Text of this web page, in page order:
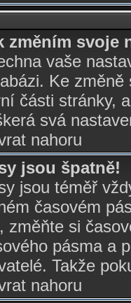
změním svoje
vaše
Ke
části stránky,
svá
nahoru
jsou špatně!
jsou téměř
časovém
změňte si
pásma a
Takže
nahoru